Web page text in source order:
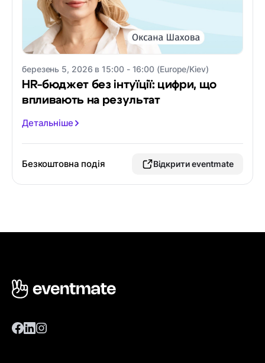
березень 5, 2026 в 15:00 - 16:00 (Europe/Kiev)
HR-бюджет без інтуїції: цифри, що
впливають на результат
Детальніше
Безкоштовна подія Відкрити eventmate